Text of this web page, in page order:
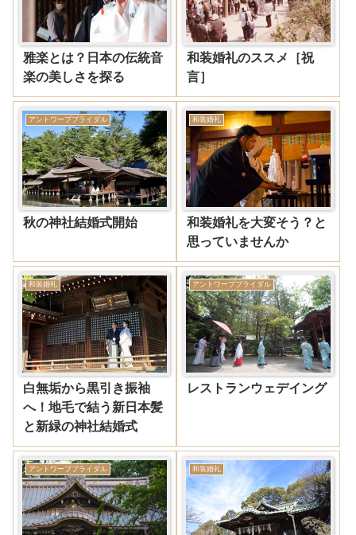
雅楽とは？日本の伝統音
楽の美しさを探る
和装婚礼のススメ［祝
言］
アントワープブライダル
秋の神社結婚式開始
和装婚礼
和装婚礼を大変そう？と
思っていませんか
和装婚礼
白無垢から黒引き振袖
へ！地毛で結う新日本髪
と新緑の神社結婚式
アントワープブライダル
レストランウェデイング
アントワープブライダル 和装婚礼